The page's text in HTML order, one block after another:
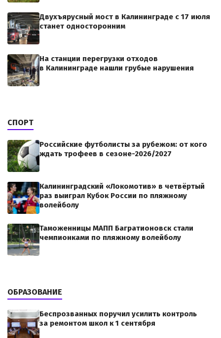
Двухъярусный мост в Калининграде с 17 июля
станет односторонним
На станции перегрузки отходов
в Калининграде нашли грубые нарушения
СПОРТ
Российские футболисты за рубежом: от кого
ждать трофеев в сезоне-2026/2027
Калининградский «Локомотив» в четвёртый
раз выиграл Кубок России по пляжному
волейболу
Таможенницы МАПП Багратионовск стали
чемпионками по пляжному волейболу
ОБРАЗОВАНИЕ
Беспрозванных поручил усилить контроль
за ремонтом школ к 1 сентября